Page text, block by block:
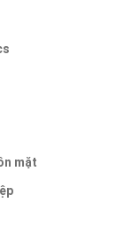
mặt